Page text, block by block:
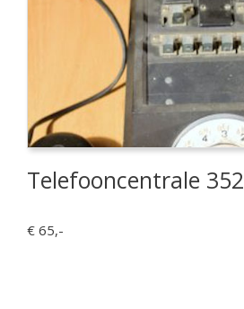
Telefooncentrale
€ 65,-